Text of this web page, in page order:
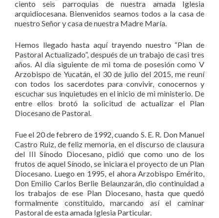
ciento seis parroquias de nuestra amada Iglesia
arquidiocesana. Bienvenidos seamos todos a la casa de
nuestro Señor y casa de nuestra Madre María.
Hemos llegado hasta aquí trayendo nuestro “Plan de
Pastoral Actualizado”, después de un trabajo de casi tres
años. Al día siguiente de mi toma de posesión como V
Arzobispo de Yucatán, el 30 de julio del 2015, me reuní
con todos los sacerdotes para convivir, conocernos y
escuchar sus inquietudes en el inicio de mi ministerio. De
entre ellos brotó la solicitud de actualizar el Plan
Diocesano de Pastoral.
Fue el 20 de febrero de 1992, cuando S. E. R. Don Manuel
Castro Ruiz, de feliz memoria, en el discurso de clausura
del III Sínodo Diocesano, pidió que como uno de los
frutos de aquel Sínodo, se iniciara el proyecto de un Plan
Diocesano. Luego en 1995, el ahora Arzobispo Emérito,
Don Emilio Carlos Berlie Belaunzarán, dio continuidad a
los trabajos de ese Plan Diocesano, hasta que quedó
formalmente constituido, marcando así el caminar
Pastoral de esta amada Iglesia Particular.